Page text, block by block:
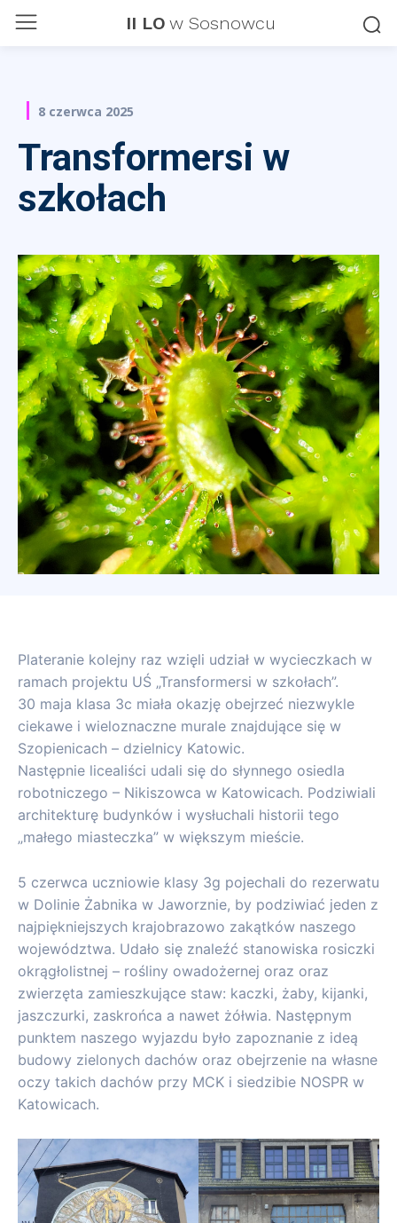
II LO w Sosnowcu
8 czerwca 2025
Transformersi w
szkołach
Plateranie kolejny raz wzięli udział w wycieczkach w
ramach projektu UŚ „Transformersi w szkołach”.
30 maja klasa 3c miała okazję obejrzeć niezwykle
ciekawe i wieloznaczne murale znajdujące się w
Szopienicach – dzielnicy Katowic.
Następnie licealiści udali się do słynnego osiedla
robotniczego – Nikiszowca w Katowicach. Podziwiali
architekturę budynków i wysłuchali historii tego
„małego miasteczka” w większym mieście.
5 czerwca uczniowie klasy 3g pojechali do rezerwatu
w Dolinie Żabnika w Jaworznie, by podziwiać jeden z
najpiękniejszych krajobrazowo zakątków naszego
województwa. Udało się znaleźć stanowiska rosiczki
okrągłolistnej – rośliny owadożernej oraz oraz
zwierzęta zamieszkujące staw: kaczki, żaby, kijanki,
jaszczurki, zaskrońca a nawet żółwia. Następnym
punktem naszego wyjazdu było zapoznanie z ideą
budowy zielonych dachów oraz obejrzenie na własne
oczy takich dachów przy MCK i siedzibie NOSPR w
Katowicach.